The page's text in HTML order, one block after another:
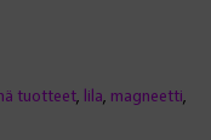
tuotteet, lila magneetti